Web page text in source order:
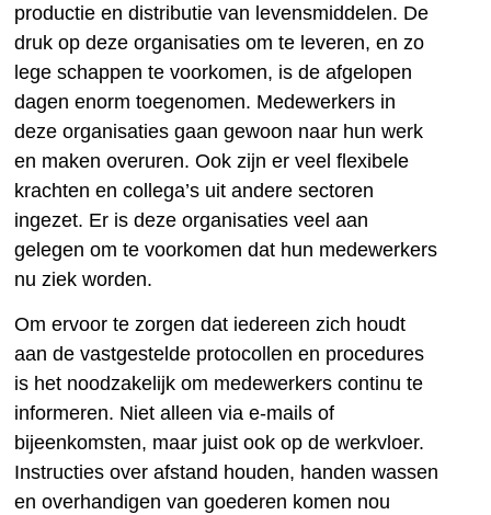
productie en distributie van levensmiddelen. De
druk op deze organisaties om te leveren, en zo
lege schappen te voorkomen, is de afgelopen
dagen enorm toegenomen. Medewerkers in
deze organisaties gaan gewoon naar hun werk
en maken overuren. Ook zijn er veel flexibele
krachten en collega’s uit andere sectoren
ingezet. Er is deze organisaties veel aan
gelegen om te voorkomen dat hun medewerkers
nu ziek worden.
Om ervoor te zorgen dat iedereen zich houdt
aan de vastgestelde protocollen en procedures
is het noodzakelijk om medewerkers continu te
informeren. Niet alleen via e-mails of
bijeenkomsten, maar juist ook op de werkvloer.
Instructies over afstand houden, handen wassen
en overhandigen van goederen komen nou